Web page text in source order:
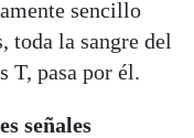
sencillo
toda la sangre del
T, pasa por él.
señales